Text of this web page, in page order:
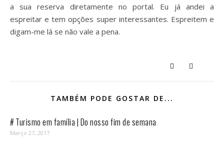
a sua reserva diretamente no portal. Eu já andei a
espreitar e tem opções super interessantes. Espreitem e
digam-me lá se não vale a pena.
TAMBÉM PODE GOSTAR DE...
# Turismo em família | Do nosso fim de semana
Março 27, 2017